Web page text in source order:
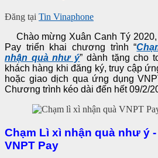
Đăng tại Tin Vinaphone
Chào mừng Xuân Canh Tý
Pay triển khai chương trình “
nhận quà như ý” dành tặng cho
khách hàng khi đăng ký, truy cập
hoặc giao dịch qua ứng dụng
Chương trình kéo dài đến hết 09/2/
Chạm Lì xì nhận quà như ý -
VNPT Pay